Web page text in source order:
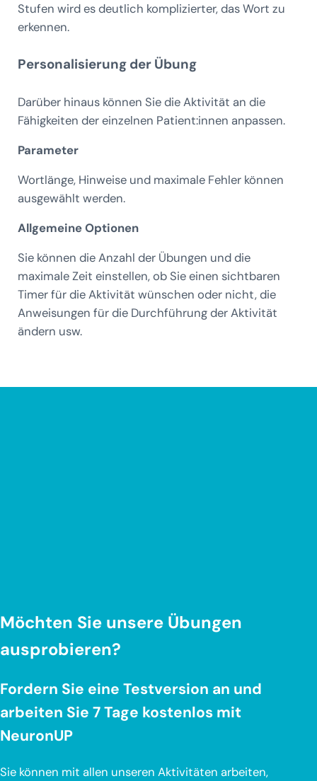
Stufen wird es deutlich komplizierter, das Wort zu
erkennen.
Personalisierung der Übung
Darüber hinaus können Sie die Aktivität an die
Fähigkeiten der einzelnen Patient:innen anpassen.
Parameter
Wortlänge, Hinweise und maximale Fehler können
ausgewählt werden.
Allgemeine Optionen
Sie können die Anzahl der Übungen und die
maximale Zeit einstellen, ob Sie einen sichtbaren
Timer für die Aktivität wünschen oder nicht, die
Anweisungen für die Durchführung der Aktivität
ändern usw.
Möchten Sie unsere Übungen
ausprobieren?
Fordern Sie eine Testversion an und
arbeiten Sie 7 Tage kostenlos mit
NeuronUP
Sie können mit allen unseren Aktivitäten arbeiten,